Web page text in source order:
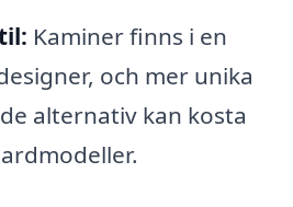
Kaminer finns i en
och mer unika
alternativ kan kosta